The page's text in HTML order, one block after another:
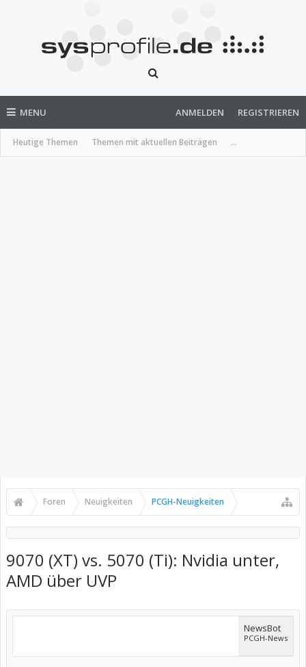
MENU
Heutige Themen Themen mit aktuellen Beiträgen ...
ANMELDEN REGISTRIEREN
Foren Neuigkeiten PCGH-Neuigkeiten
9070 (XT) vs. 5070 (Ti): Nvidia unter,
AMD über UVP
NewsBot
PCGH-News